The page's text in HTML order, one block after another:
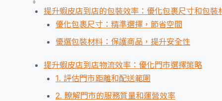
提升蝦皮店到店的包裝效率：優化包裹尺寸和包裝
優化包裹尺寸：精準選擇，節省空間
優選包裝材料：保護商品，提升安全性
提升蝦皮店到店物流效率：優化門市選擇策略
1. 評估門市距離和配送範圍
2. 瞭解門市的服務質量和運營效率